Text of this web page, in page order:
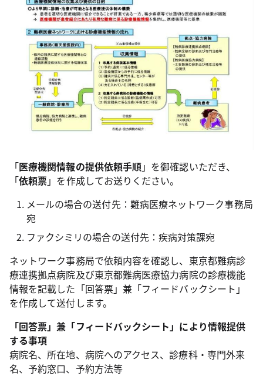
「医療機関情報の提供依頼手順」を御確認いただき、
「依頼票」を作成してお送りください。
メールの場合の送付先：難病医療ネットワーク事務局
宛
ファクシミリの場合の送付先：疾病対策課宛
ネットワーク事務局で依頼内容を確認し、東京都難病診
療連携拠点病院及び東京都難病医療協力病院の診療機能
情報を記載した「回答票」兼「フィードバックシート」
を作成して送付します。
「回答票」兼「フィードバックシート」により情報提供
する事項
病院名、所在地、病院へのアクセス、診療科・専門外来
名、予約窓口、予約方法等